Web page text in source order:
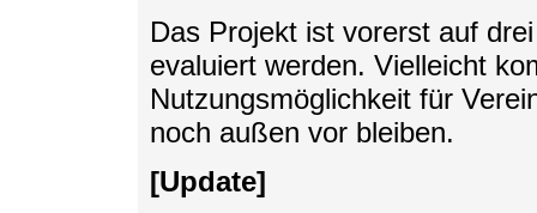
Das Projekt ist vorerst auf
evaluiert werden. Vielleicht
Nutzungsmöglichkeit für
noch außen vor bleiben.
[Update]